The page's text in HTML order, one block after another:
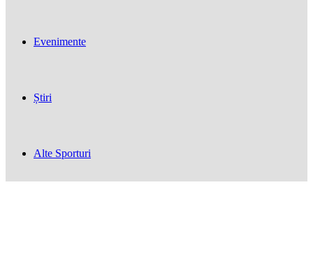
Evenimente
Știri
Alte Sporturi